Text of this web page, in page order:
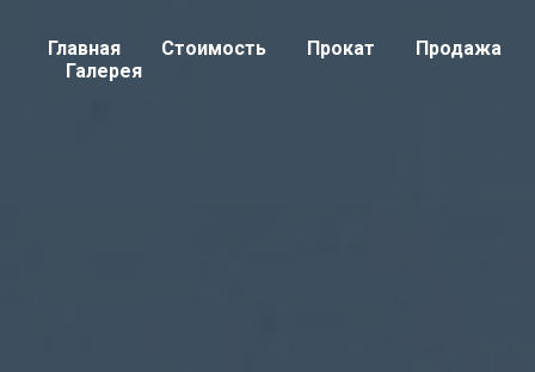
Главная Стоимость Прокат
Продажа
Галерея